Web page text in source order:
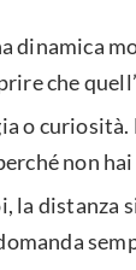
dinamica
che
o
non
la distanza